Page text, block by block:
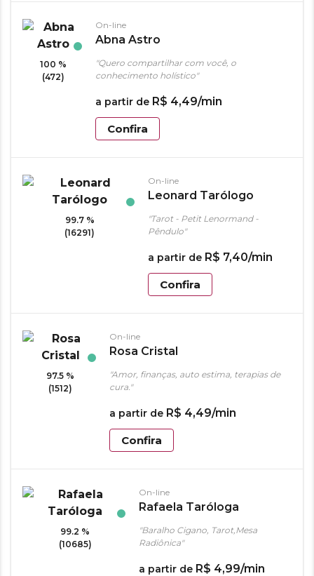
100 %
(472)
On-line
Abna Astro
"Quero compartilhar com você, o
conhecimento holístico"
a partir de R$ 4,49/min
Confira
99.7 %
(16291)
On-line
Leonard Tarólogo
"Tarot - Petit Lenormand -
Pêndulo"
a partir de R$ 7,40/min
Confira
97.5 %
(1512)
On-line
Rosa Cristal
"Amor, finanças, auto estima, terapias de
cura."
a partir de R$ 4,49/min
Confira
99.2 %
(10685)
On-line
Rafaela Taróloga
"Baralho Cigano, Tarot,Mesa
Radiônica"
a partir de R$ 4,99/min